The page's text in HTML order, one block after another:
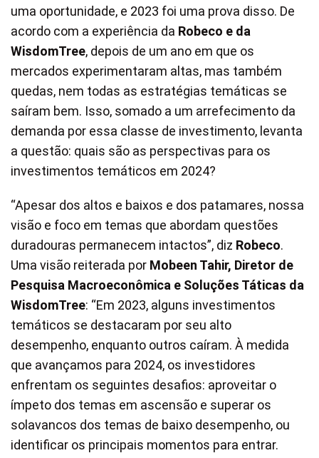
uma oportunidade, e 2023 foi uma prova disso. De
acordo com a experiência da Robeco e da
WisdomTree, depois de um ano em que os
mercados experimentaram altas, mas também
quedas, nem todas as estratégias temáticas se
saíram bem. Isso, somado a um arrefecimento da
demanda por essa classe de investimento, levanta
a questão: quais são as perspectivas para os
investimentos temáticos em 2024?
“Apesar dos altos e baixos e dos patamares, nossa
visão e foco em temas que abordam questões
duradouras permanecem intactos”, diz Robeco.
Uma visão reiterada por Mobeen Tahir, Diretor de
Pesquisa Macroeconômica e Soluções Táticas da
WisdomTree: “Em 2023, alguns investimentos
temáticos se destacaram por seu alto
desempenho, enquanto outros caíram. À medida
que avançamos para 2024, os investidores
enfrentam os seguintes desafios: aproveitar o
ímpeto dos temas em ascensão e superar os
solavancos dos temas de baixo desempenho, ou
identificar os principais momentos para entrar.